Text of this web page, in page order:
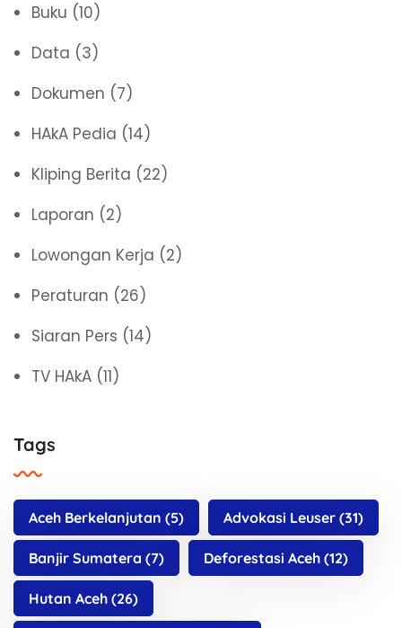
Buku (10)
Data (3)
Dokumen (7)
HAkA Pedia (14)
Kliping Berita (22)
Laporan (2)
Lowongan Kerja (2)
Peraturan (26)
Siaran Pers (14)
TV HAkA (11)
Tags
Aceh Berkelanjutan (5) Advokasi Leuser (31)
Banjir Sumatera (7) Deforestasi Aceh (12)
Hutan Aceh (26)